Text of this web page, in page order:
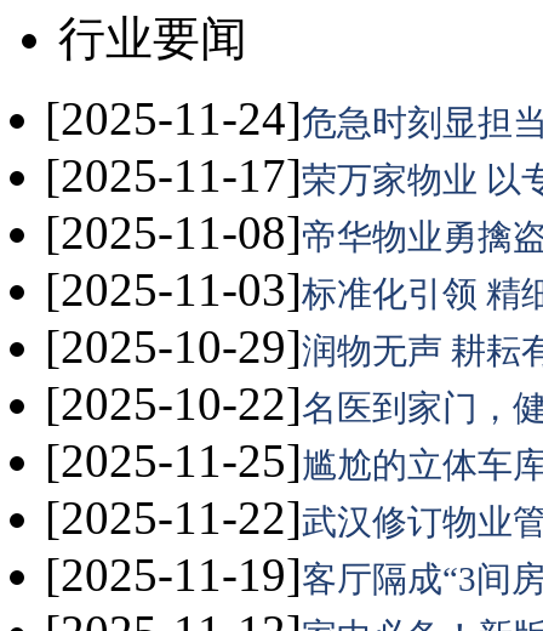
行业要闻
[2025-11-24]危急时刻显担
[2025-11-17]荣万家物业 以
[2025-11-08]帝华物业勇擒
[2025-11-03]标准化引领 精
[2025-10-29]润物无声 耕耘
[2025-10-22]名医到家门，
[2025-11-25]尴尬的立体车
[2025-11-22]武汉修订物业
[2025-11-19]客厅隔成“3间